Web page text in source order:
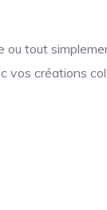
tout
vos créations